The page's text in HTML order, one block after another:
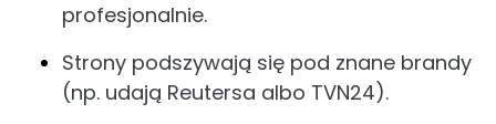
profesjonalnie.
Strony podszywają się pod znane brandy
(np. udają Reutersa albo TVN24).